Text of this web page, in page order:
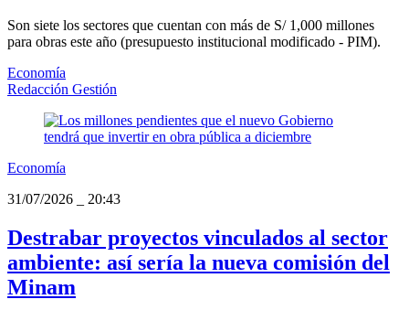
Son siete los sectores que cuentan con más de S/ 1,000 millones
para obras este año (presupuesto institucional modificado - PIM).
Economía
Redacción Gestión
Economía
31/07/2026
20:43
Destrabar proyectos vinculados al sector
ambiente: así sería la nueva comisión del
Minam